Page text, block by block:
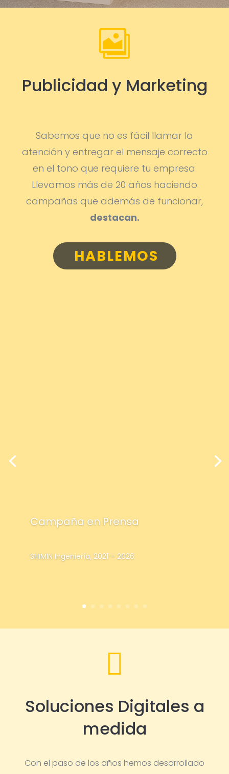

Publicidad y Marketing
Sabemos que no es fácil llamar la
atención y entregar el mensaje correcto
en el tono que requiere tu empresa.
Llevamos más de 20 años haciendo
campañas que además de funcionar,
destacan.
HABLEMOS
Campaña en Prensa
SHIMIN Ingeniería, 2021 – 2026

Soluciones Digitales a
medida
Con el paso de los años hemos desarrollado